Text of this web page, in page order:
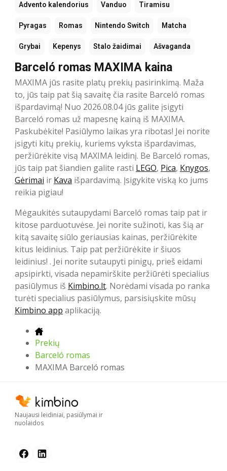
Advento kalendorius Vanduo Tiramisu
Pyragas Romas Nintendo Switch Matcha
Grybai Kepenys Stalo žaidimai Ašvaganda
Barceló romas MAXIMA kaina
MAXIMA jūs rasite platų prekių pasirinkimą. Maža
to, jūs taip pat šią savaitę čia rasite Barceló romas
išpardavimą! Nuo 2026.08.04 jūs galite įsigyti
Barceló romas už mapesnę kainą iš MAXIMA.
Paskubėkite! Pasiūlymo laikas yra ribotas! Jei norite
įsigyti kitų prekių, kuriems vyksta išpardavimas,
peržiūrėkite visą MAXIMA leidinį. Be Barceló romas,
jūs taip pat šiandien galite rasti LEGO, Pica, Knygos,
Gėrimai ir Kava išpardavimą. Įsigykite viską ko jums
reikia pigiau!
Mėgaukitės sutaupydami Barceló romas taip pat ir
kitose parduotuvėse. Jei norite sužinoti, kas šią ar
kitą savaitę siūlo geriausias kainas, peržiūrėkite
kitus leidinius. Taip pat peržiūrėkite ir šiuos
leidinius! . Jei norite sutaupyti pinigų, prieš eidami
apsipirkti, visada nepamirškite peržiūrėti specialius
pasiūlymus iš Kimbino.lt. Norėdami visada po ranka
turėti specialius pasiūlymus, parsisiųskite mūsų
Kimbino app aplikaciją.
Prekių
Barceló romas
MAXIMA Barceló romas
Naujausi leidiniai, pasiūlymai ir
nuolaidos